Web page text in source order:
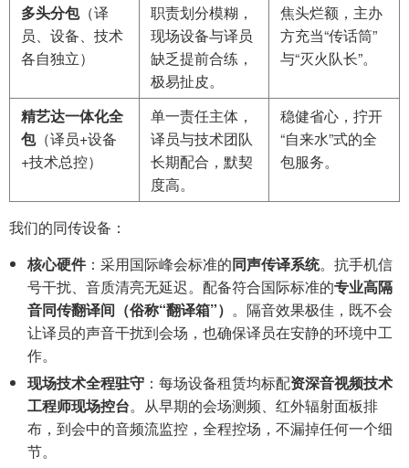
多头分包（译
员、设备、技术
各自独立）
职责划分模糊，
现场设备与译员
缺乏提前合练，
极易扯皮。
焦头烂额，主办
方充当“传话筒”
与“灭火队长”。
精艺达一体化全
包（译员+设备
+技术总控）
单一责任主体，
译员与技术团队
长期配合，默契
度高。
稳健省心，拧开
“自来水”式的全
包服务。
我们的同传设备：
核心硬件：采用国际峰会标准的同声传译系统。抗手机信
号干扰、音质清亮无延迟。配备符合国际标准的专业高隔
音同传翻译间（俗称“翻译箱”） 。隔音效果极佳，既不会
让译员的声音干扰到会场，也确保译员在安静的环境中工
作。
现场技术全程驻守 ：每场设备租赁均标配资深音视频技术
工程师现场控台。从早期的会场测频、红外辐射面板排
布，到会中的音频流监控，全程控场，不漏掉任何一个细
节。